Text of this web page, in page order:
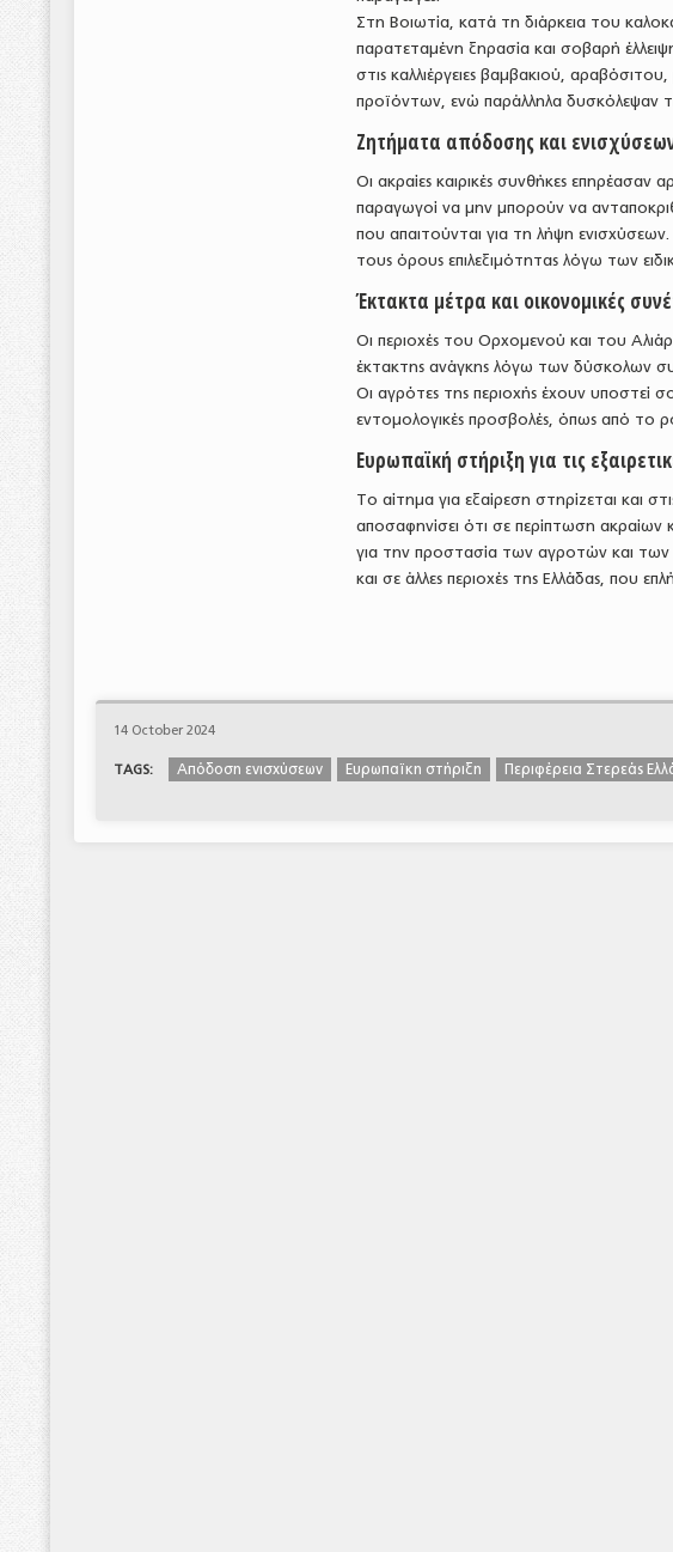
Στη Βοιωτία, κατά τη διάρκεια του
παρατεταμένη ξηρασία και σοβαρή
στις καλλιέργειες βαμβακιού,
προϊόντων, ενώ παράλληλα δυσκόλεψαν
Ζητήματα απόδοσης και
Οι ακραίες καιρικές συνθήκες επηρέασαν
παραγωγοί να μην μπορούν να
που απαιτούνται για τη λήψη
τους όρους επιλεξιμότητας λόγω των
Έκτακτα μέτρα και οικονομικές
Οι περιοχές του Ορχομενού και του
έκτακτης ανάγκης λόγω των δύσκολων
Οι αγρότες της περιοχής έχουν υποστεί
εντομολογικές προσβολές, όπως από το
Ευρωπαϊκή στήριξη για τις
Το αίτημα για εξαίρεση στηρίζεται και
αποσαφηνίσει ότι σε περίπτωση ακραίων
για την προστασία των αγροτών και των
και σε άλλες περιοχές της Ελλάδας, που
14 October 2024
TAGS: Απόδοση ενισχύσεων Ευρωπαϊκη στήριξη Περιφέρεια Στερεάς